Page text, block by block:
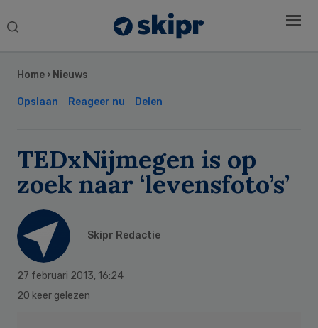
Search
Home › Nieuws
Opslaan Reageer nu Delen
TEDxNijmegen is op
zoek naar ‘levensfoto’s’
Skipr Redactie
27 februari 2013, 16:24
20 keer gelezen
Sidebar